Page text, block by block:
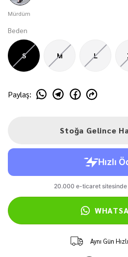
Mürdüm
Beden
S M L
Paylaş:
Stoğa Gelince
Aynı Gün